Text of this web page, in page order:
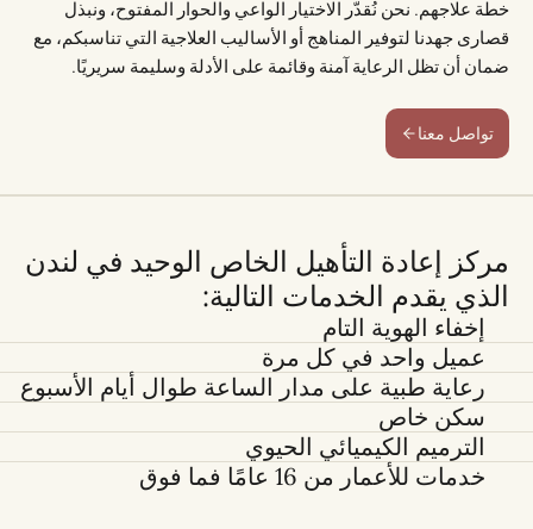
خطة علاجهم. نحن نُقدّر الاختيار الواعي والحوار المفتوح، ونبذل
قصارى جهدنا لتوفير المناهج أو الأساليب العلاجية التي تناسبكم، مع
ضمان أن تظل الرعاية آمنة وقائمة على الأدلة وسليمة سريريًا.
تواصل معنا
مركز إعادة التأهيل الخاص الوحيد في لندن
الذي يقدم الخدمات التالية:
إخفاء الهوية التام
عميل واحد في كل مرة
رعاية طبية على مدار الساعة طوال أيام الأسبوع
سكن خاص
الترميم الكيميائي الحيوي
خدمات للأعمار من 16 عامًا فما فوق